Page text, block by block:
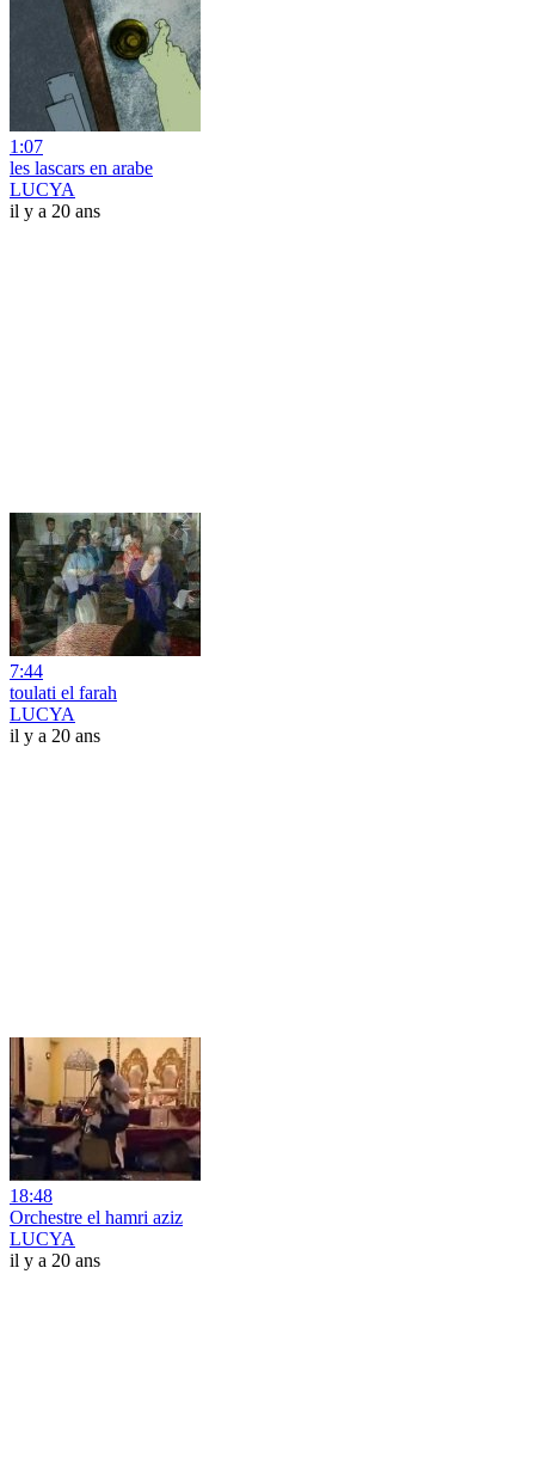
1:07
les lascars en arabe
LUCYA
il y a 20 ans
7:44
toulati el farah
LUCYA
il y a 20 ans
18:48
Orchestre el hamri aziz
LUCYA
il y a 20 ans